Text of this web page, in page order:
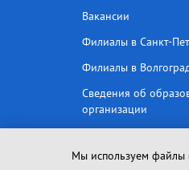
Вакансии
Филиалы в Санкт-
Филиалы в
Сведения об
организации
Мы используем файлы